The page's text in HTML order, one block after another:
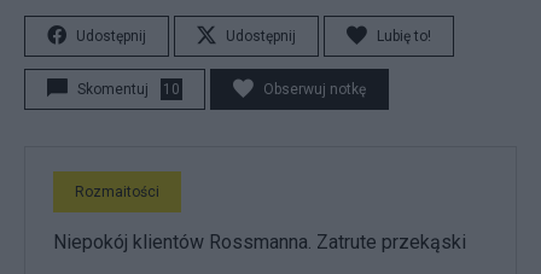
Udostępnij Udostępnij Lubię to!
Skomentuj 10 Obserwuj notkę
Rozmaitości
Niepokój klientów Rossmanna. Zatrute przekąski